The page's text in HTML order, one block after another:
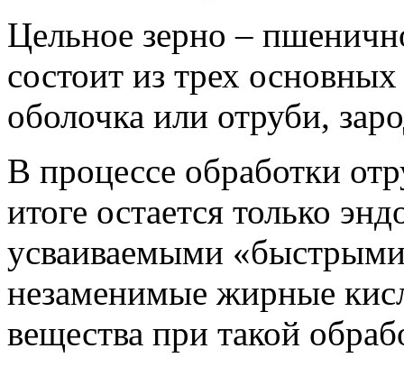
Цельное зерно –
состоит из трех
оболочка или отруби,
В процессе обработки
итоге остается только
усваиваемыми
незаменимые жирные
вещества при такой